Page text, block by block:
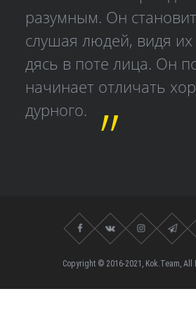
разумным. Он
слушая людей, видя
дясь в поте лица. Он
начинает отличать
дурного.
Copyright © 2016-2021, Kok.Team, All